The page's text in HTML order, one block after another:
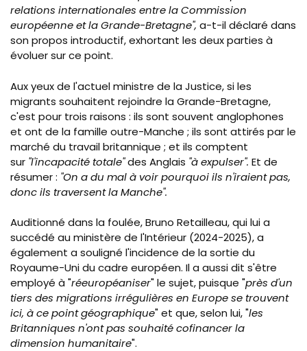
relations internationales entre la Commission
européenne et la Grande-Bretagne", a-t-il déclaré dans
son propos introductif, exhortant les deux parties à
évoluer sur ce point.
Aux yeux de l'actuel ministre de la Justice, si les
migrants souhaitent rejoindre la Grande-Bretagne,
c'est pour trois raisons : ils sont souvent anglophones
et ont de la famille outre-Manche ; ils sont attirés par le
marché du travail britannique ; et ils comptent
sur "l'incapacité totale"des Anglais "à expulser". Et de
résumer : "On a du mal à voir pourquoi ils n'iraient pas,
donc ils traversent la Manche".
Auditionné dans la foulée, Bruno Retailleau, qui lui a
succédé au ministère de l'Intérieur (2024-2025), a
également a souligné l'incidence de la sortie du
Royaume-Uni du cadre européen. Il a aussi dit s'être
employé à "réeuropéaniser" le sujet, puisque "près d'un
tiers des migrations irrégulières en Europe se trouvent
ici, à ce point géographique" et que, selon lui, "les
Britanniques n'ont pas souhaité cofinancer la
dimension humanitaire".